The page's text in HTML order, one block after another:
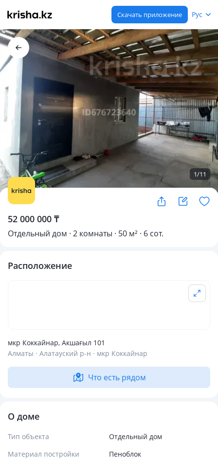
Скачать приложение Рус
1/11
52 000 000 ₸
Отдельный дом · 2 комнаты · 50 м² · 6 сот.
Расположение
мкр Коккайнар, Акшағыл 101
Алматы · Алатауский р-н · мкр Коккайнар
Что есть рядом
О доме
Тип объекта
Отдельный дом
Материал постройки
Пеноблок